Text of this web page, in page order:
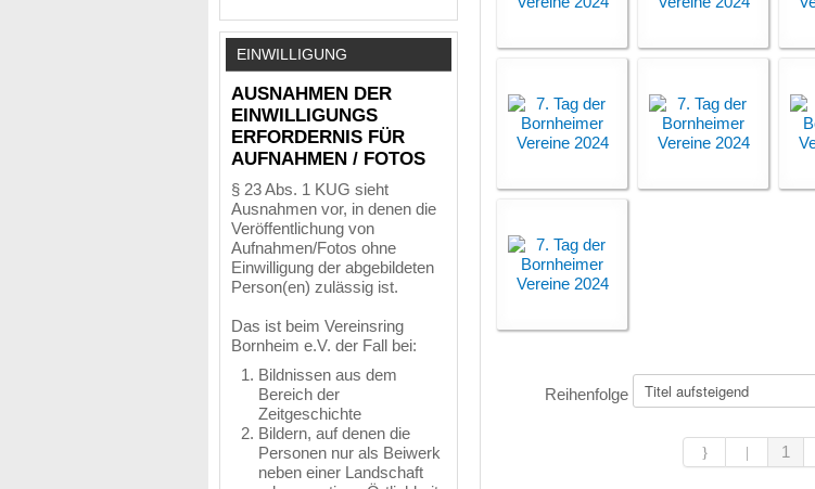
EINWILLIGUNG
AUSNAHMEN DER
EINWILLIGUNGS
ERFORDERNIS FÜR
AUFNAHMEN / FOTOS
§ 23 Abs. 1 KUG sieht
Ausnahmen vor, in denen die
Veröffentlichung von
Aufnahmen/Fotos ohne
Einwilligung der abgebildeten
Person(en) zulässig ist.
Das ist beim Vereinsring
Bornheim e.V. der Fall bei:
Bildnissen aus dem
Bereich der
Zeitgeschichte
Bildern, auf denen die
Personen nur als Beiwerk
neben einer Landschaft
Reihenfolge
1